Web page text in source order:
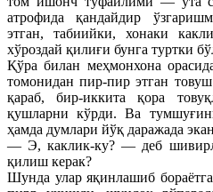
атрофида қандайдир
этган, табиийки, хонаки
хўроздай қилиғи бунга туртки
Қўра билан меҳмонхона
томонидан пир-пир этган
қараб, бир-иккита қора
қушларни кўрди. Ва
ҳамда думлари йўқ даражада
— Э, каклик-ку? — деб
қилиш керак?
Шунда улар яқинлашиб